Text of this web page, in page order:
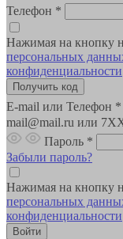
Телефон *
Нажимая на кнопку
персональных
конфиденциальности
E-mail или Телефон *
mail@mail.ru или
Пароль *
Забыли пароль?
Нажимая на кнопку
персональных
конфиденциальности